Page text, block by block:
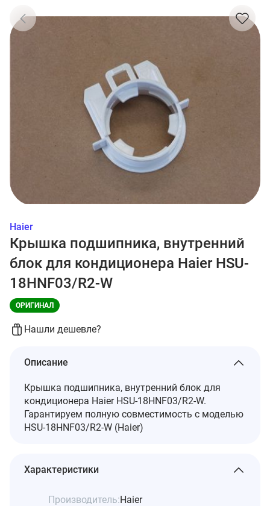
Haier
Крышка подшипника, внутренний
блок для кондиционера Haier HSU-
18HNF03/R2-W
ОРИГИНАЛ
Нашли дешевле?
Описание
Крышка подшипника, внутренний блок для
кондиционера Haier HSU-18HNF03/R2-W.
Гарантируем полную совместимость с моделью
HSU-18HNF03/R2-W (Haier)
Характеристики
Производитель:Haier